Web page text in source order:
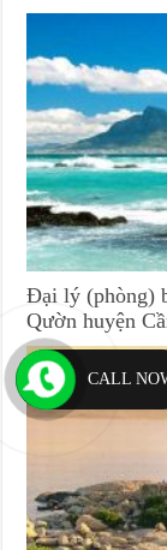
Đại lý (phòng)
Qườn huyện
CALL